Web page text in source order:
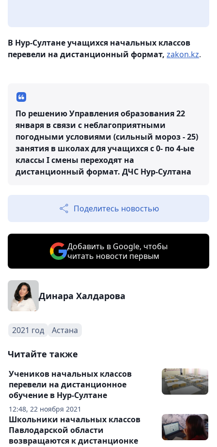
В Нур-Султане учащихся начальных классов
перевели на дистанционный формат, zakon.kz.
По решению Управления образования 22
января в связи с неблагоприятными
погодными условиями (сильный мороз - 25)
занятия в школах для учащихся с 0- по 4-ые
классы I смены переходят на
дистанционный формат. ДЧС Нур-Султана
Поделитесь новостью
Добавить в Google, чтобы
читать новости первым
Динара Халдарова
2021 год Астана
Читайте также
12:48, 22 ноября 2021
Учеников начальных классов
перевели на дистанционное
обучение в Нур-Султане
Школьники начальных классов
Павлодарской области
возвращаются к дистанционке